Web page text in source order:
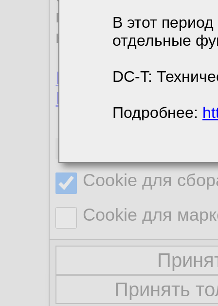
В этот
отдельные
DC-T:
Подробнее:
пользовательским
Пользовательское
Политика
Cookie для
Cookie для